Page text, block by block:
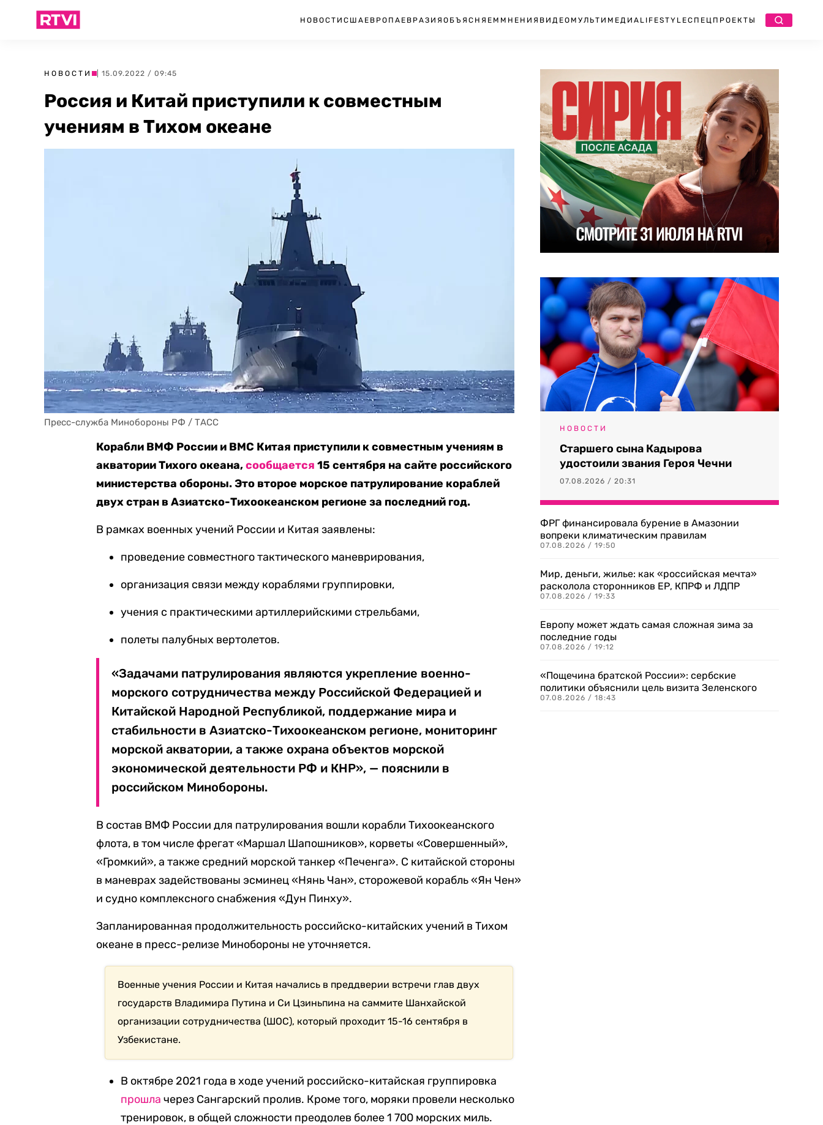
НОВОСТИ США ЕВРОПА ЕВРАЗИЯ ОБЪЯСНЯЕМ МНЕНИЯ ВИДЕО МУЛЬТИМЕДИА LIFESTYLEСПЕЦПРОЕКТЫ
НОВОСТИ | 15.09.2022 / 09:45
Россия и Китай приступили к совместным
учениям в Тихом океане
Пресс-служба Минобороны РФ / ТАСС
Корабли ВМФ России и ВМС Китая приступили к совместным учениям в
акватории Тихого океана,сообщается 15 сентября на сайте российского
министерства обороны. Это второе морское патрулирование кораблей
двух стран в Азиатско-Тихоокеанском регионе за последний год.
В рамках военных учений России и Китая заявлены:
проведение совместного тактического маневрирования,
организация связи между кораблями группировки,
учения с практическими артиллерийскими стрельбами,
полеты палубных вертолетов.
«Задачами патрулирования являются укрепление военно-
морского сотрудничества между Российской Федерацией и
Китайской Народной Республикой, поддержание мира и
стабильности в Азиатско-Тихоокеанском регионе, мониторинг
морской акватории, а также охрана объектов морской
экономической деятельности РФ и КНР», — пояснили в
российском Минобороны.
В состав ВМФ России для патрулирования вошли корабли Тихоокеанского
флота, в том числе фрегат «Маршал Шапошников», корветы «Совершенный»,
«Громкий», а также средний морской танкер «Печенга». С китайской стороны
в маневрах задействованы эсминец «Нянь Чан», сторожевой корабль «Ян Чен»
и судно комплексного снабжения «Дун Пинху».
Запланированная продолжительность российско-китайских учений в Тихом
океане в пресс-релизе Минобороны не уточняется.
Военные учения России и Китая начались в преддверии встречи глав двух
государств Владимира Путина и Си Цзиньпина на саммите Шанхайской
организации сотрудничества (ШОС), который проходит 15-16 сентября в
Узбекистане.
В октябре 2021 года в ходе учений российско-китайская группировка
прошла через Сангарский пролив. Кроме того, моряки провели несколько
тренировок, в общей сложности преодолев более 1 700 морских миль.
НОВОСТИ
Старшего сына Кадырова
удостоили звания Героя Чечни
07.08.2026 / 20:31
ФРГ финансировала бурение в Амазонии
вопреки климатическим правилам
07.08.2026 / 19:50
Мир, деньги, жилье: как «российская мечта»
расколола сторонников ЕР, КПРФ и ЛДПР
07.08.2026 / 19:33
Европу может ждать самая сложная зима за
последние годы
07.08.2026 / 19:12
«Пощечина братской России»: сербские
политики объяснили цель визита Зеленского
07.08.2026 / 18:43